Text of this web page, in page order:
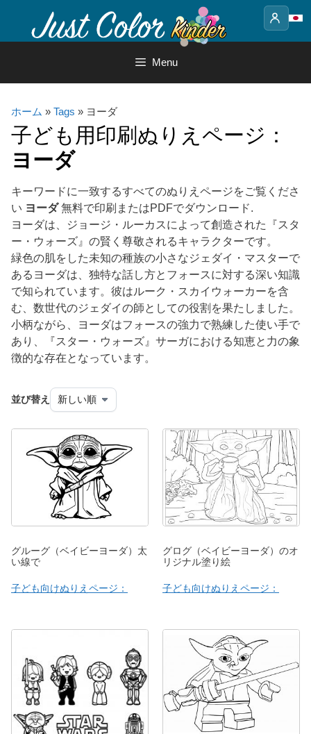
content
Menu
ホーム » Tags » ヨーダ
子ども用印刷ぬりえページ：
ヨーダ
キーワードに一致するすべてのぬりえページをご覧くださ
い ヨーダ無料で印刷またはPDFでダウンロード.
ヨーダは、ジョージ・ルーカスによって創造された『スタ
ー・ウォーズ』の賢く尊敬されるキャラクターです。
緑色の肌をした未知の種族の小さなジェダイ・マスターで
あるヨーダは、独特な話し方とフォースに対する深い知識
で知られています。彼はルーク・スカイウォーカーを含
む、数世代のジェダイの師としての役割を果たしました。
小柄ながら、ヨーダはフォースの強力で熟練した使い手で
あり、『スター・ウォーズ』サーガにおける知恵と力の象
徴的な存在となっています。
並び替え
グルーグ（ベイビーヨーダ）太
い線で
子ども向けぬりえページ：
グログ（ベイビーヨーダ）のオ
リジナル塗り絵
子ども向けぬりえページ：